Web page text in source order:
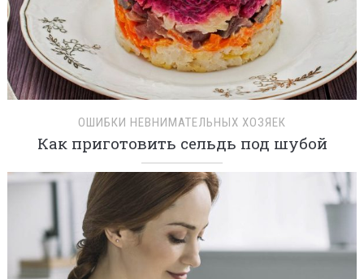
ОШИБКИ НЕВНИМАТЕЛЬНЫХ ХОЗЯЕК
Как приготовить сельдь под шубой